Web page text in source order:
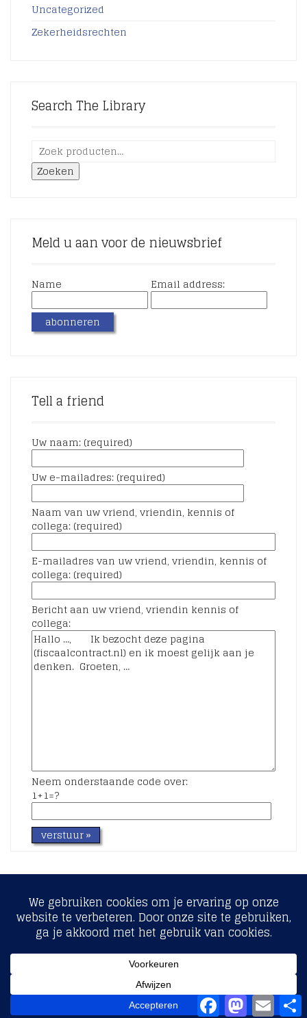
Uncategorized
Zekerheidsrechten
Search The Library
Zoeken
Meld u aan voor de nieuwsbrief
Name Email address:
Tell a friend
Uw naam: (required)
Uw e-mailadres: (required)
Naam van uw vriend, vriendin, kennis of
collega: (required)
E-mailadres van uw vriend, vriendin, kennis of
collega: (required)
Bericht aan uw vriend, vriendin kennis of
collega:
Neem onderstaande code over:
1+1=?
Copyright © 2017 - Fiscaalcontract.nl
FacebookMastodon
Email